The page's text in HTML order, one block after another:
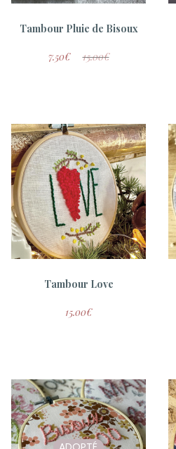
Tambour Pluie de Bisoux
7.50€ 15.00€
Tambour Love
15.00€